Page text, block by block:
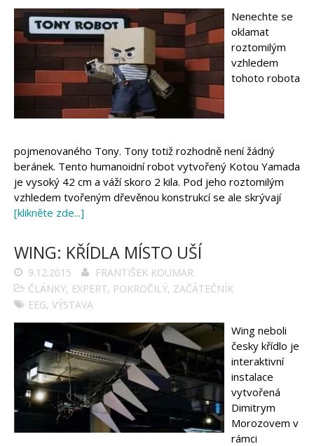
Nenechte se
oklamat
roztomilým
vzhledem
tohoto robota
pojmenovaného Tony. Tony totiž rozhodně není žádný
beránek. Tento humanoidní robot vytvořený Kotou Yamada
je vysoký 42 cm a váží skoro 2 kila. Pod jeho roztomilým
vzhledem tvořeným dřevěnou konstrukcí se ale skrývají
[klikněte zde...]
WING: KŘÍDLA MÍSTO UŠÍ
9.12.2015
FRANTIŠEK KOUMAR
ČLÁNKY, EXPERT, POKROČILÝ, ZAČÁTEČNÍK
EEG, VÝSTAVA
Wing neboli
česky křídlo je
interaktivní
instalace
vytvořená
Dimitrym
Morozovem v
rámci